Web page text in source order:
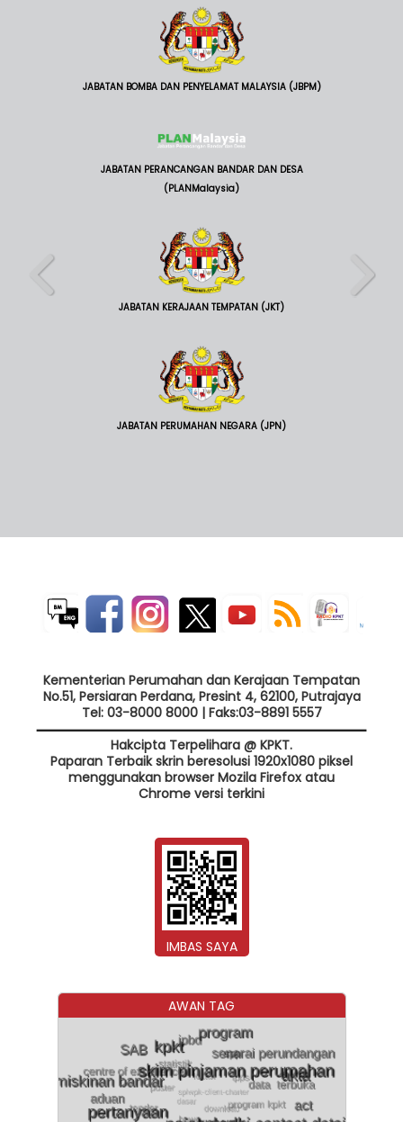
JABATAN BOMBA DAN PENYELAMAT MALAYSIA (JBPM)
JABATAN PERANCANGAN BANDAR DAN DESA
(PLANMalaysia)
JABATAN KERAJAAN TEMPATAN (JKT)
JABATAN PERUMAHAN NEGARA (JPN)
Kementerian Perumahan dan Kerajaan Tempatan
No.51, Persiaran Perdana, Presint 4, 62100, Putrajaya
Tel: 03-8000 8000 | Faks:03-8891 5557
Hakcipta Terpelihara @ KPKT.
Paparan Terbaik skrin beresolusi 1920x1080 piksel
menggunakan browser Mozila Firefox atau
Chrome versi terkini
IMBAS SAYA
AWAN TAG